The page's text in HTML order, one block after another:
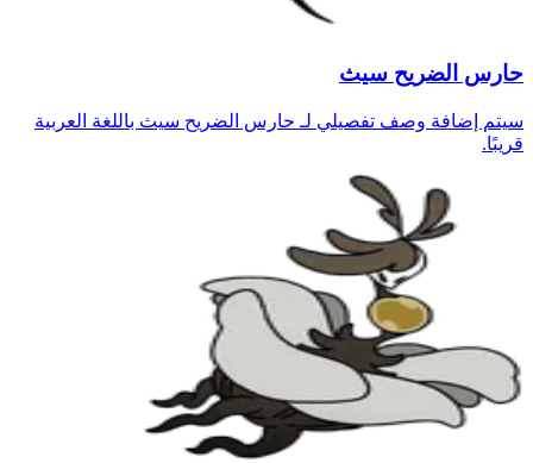
حارس الضريح سيث
سيتم إضافة وصف تفصيلي لـ حارس الضريح سيث باللغة العربية
قريبًا.